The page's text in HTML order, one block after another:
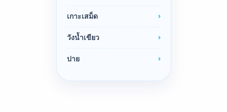
เกาะเสม็ด
วังน้ำเขียว
ปาย